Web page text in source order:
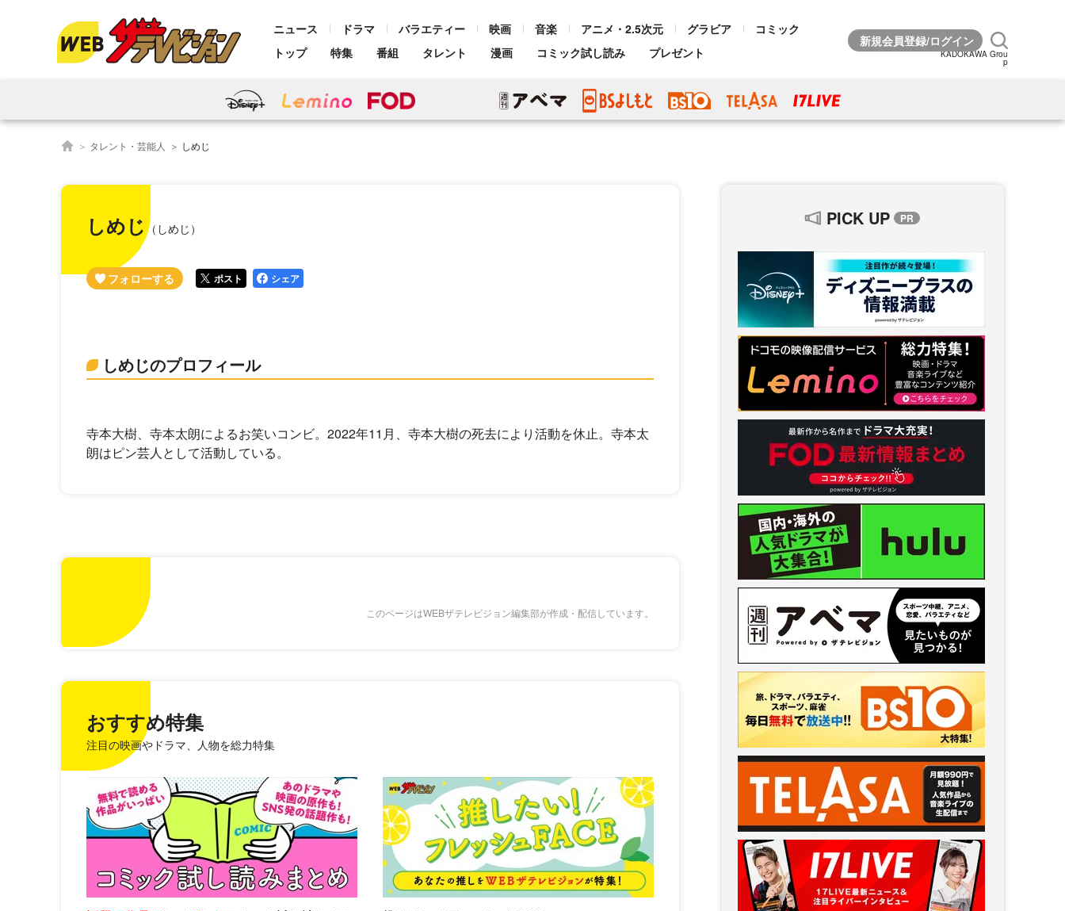
ニュース ドラマ バラエティー 映画 音楽 アニメ・2.5次元 グラビア
コミック
トップ
特集 番組 タレント 漫画 コミック試し読み プレゼント KADOKAWA Grou
p
タレント・芸能人 しめじ
しめじ （しめじ）
ポスト シェア
しめじのプロフィール
寺本大樹、寺本太朗によるお笑いコンビ。2022年11月、寺本大樹の死去により活動を休止。寺本太
朗はピン芸人として活動している。
このページはWEBザテレビジョン編集部が作成・配信しています。
おすすめ特集
注目の映画やドラマ、人物を総力特集
PICK UP